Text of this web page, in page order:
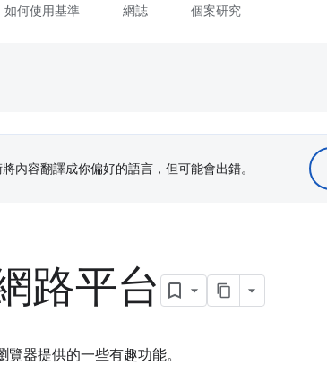
如何使用基準 網誌 個案研究
內容翻譯成你偏好的語言，但可能會出錯。
路平台
器提供的一些有趣功能。